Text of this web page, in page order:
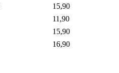
15,90
11,90
15,90
16,90